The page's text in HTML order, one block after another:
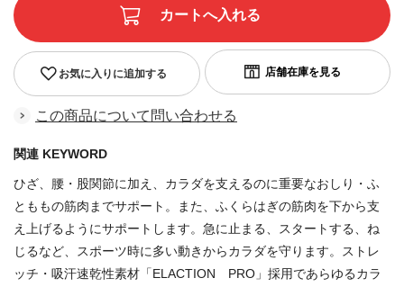
お気に入りに追加する
この商品について問い合わせる
関連 KEYWORD
ひざ、腰・股関節に加え、カラダを支えるのに重要なおしり・ふ
とももの筋肉までサポート。また、ふくらはぎの筋肉を下から支
え上げるようにサポートします。急に止まる、スタートする、ね
じるなど、スポーツ時に多い動きからカラダを守ります。ストレ
ッチ・吸汗速乾性素材「ELACTION PRO」採用であらゆるカラ